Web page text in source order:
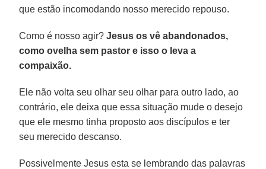
que estão incomodando nosso merecido repouso.
Como é nosso agir?Jesus os vê abandonados,
como ovelha sem pastor e isso o leva a
compaixão.
Ele não volta seu olhar seu olhar para outro lado, ao
contrário, ele deixa que essa situação mude o desejo
que ele mesmo tinha proposto aos discípulos e ter
seu merecido descanso.
Possivelmente Jesus esta se lembrando das palavras